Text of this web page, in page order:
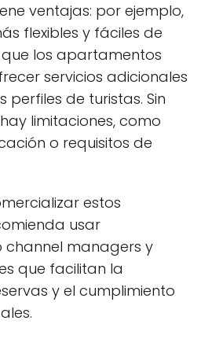
ventajas: por ejemplo,
flexibles y fáciles de
los apartamentos
servicios adicionales
de turistas. Sin
limitaciones, como
o requisitos de
estos
usar
managers y
que facilitan la
y el cumplimiento